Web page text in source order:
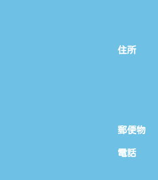
住所
郵便物
電話